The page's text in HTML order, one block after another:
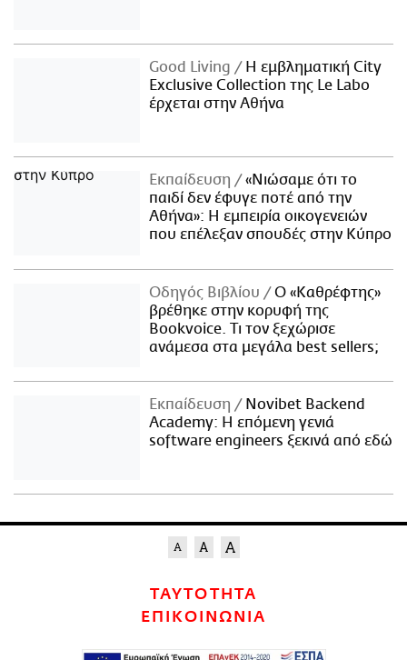
Good Living
Η εμβληματική City
Exclusive Collection της Le Labo
έρχεται στην Αθήνα
Εκπαίδευση
«Νιώσαμε ότι το
παιδί δεν έφυγε ποτέ από την
Αθήνα»: Η εμπειρία οικογενειών
που επέλεξαν σπουδές στην Κύπρο
Οδηγός Βιβλίου
Ο «Καθρέφτης»
βρέθηκε στην κορυφή της
Bookvoice. Τι τον ξεχώρισε
ανάμεσα στα μεγάλα best sellers;
Εκπαίδευση
Novibet Backend
Academy: Η επόμενη γενιά
software engineers ξεκινά από εδώ
ΤΑΥΤΟΤΗΤΑ
ΕΠΙΚΟΙΝΩΝΙΑ